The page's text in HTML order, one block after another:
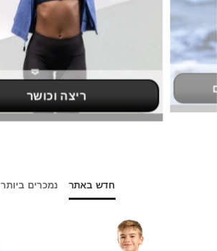
ריצה וכושר
חדש באתר נמכרים ביותר